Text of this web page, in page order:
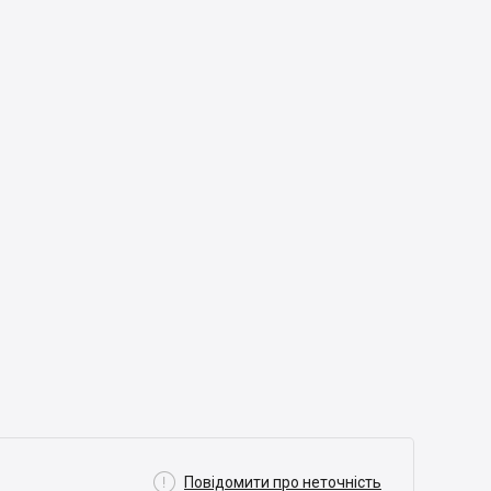
 Повідомити про неточність